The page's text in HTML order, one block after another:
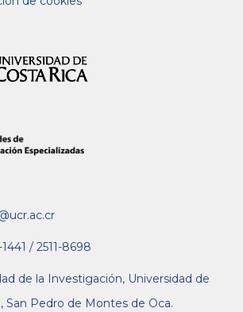
1441 / 2511-8698
de la Investigación, Universidad de
San Pedro de Montes de Oca.